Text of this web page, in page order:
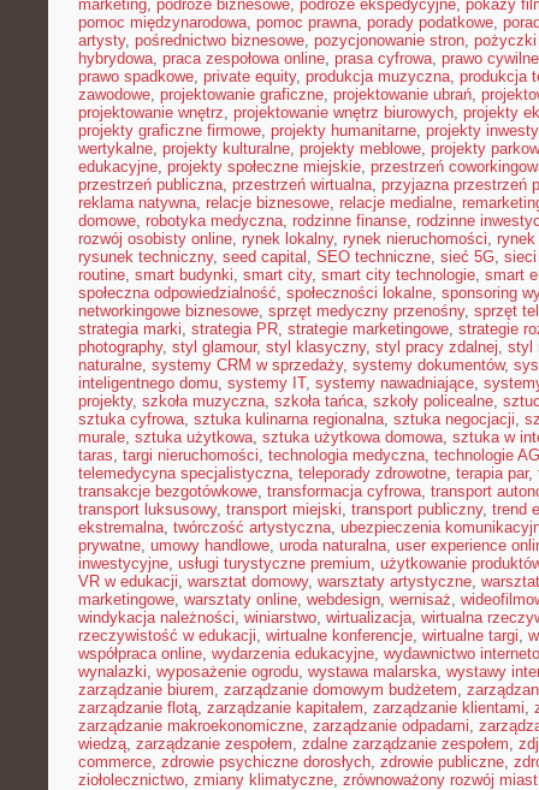
marketing, podróże biznesowe, podróże ekspedycyjne, pokazy
pomoc międzynarodowa, pomoc prawna, porady podatkowe,
artysty, pośrednictwo biznesowe, pozycjonowanie stron, pożyczki
hybrydowa, praca zespołowa online, prasa cyfrowa, prawo
prawo spadkowe, private equity, produkcja muzyczna, produkcja
zawodowe, projektowanie graficzne, projektowanie ubrań,
projektowanie wnętrz, projektowanie wnętrz biurowych, projekty
projekty graficzne firmowe, projekty humanitarne, projekty
wertykalne, projekty kulturalne, projekty meblowe, projekty
edukacyjne, projekty społeczne miejskie, przestrzeń
przestrzeń publiczna, przestrzeń wirtualna, przyjazna przestrzeń
reklama natywna, relacje biznesowe, relacje medialne,
domowe, robotyka medyczna, rodzinne finanse, rodzinne
rozwój osobisty online, rynek lokalny, rynek nieruchomości,
rysunek techniczny, seed capital , SEO techniczne, sieć 5G, sieci
routine, smart budynki, smart city, smart city technologie, smart
społeczna odpowiedzialność, społeczności lokalne, sponsoring
networkingowe biznesowe, sprzęt medyczny przenośny, sprzęt
strategia marki, strategia PR, strategie marketingowe, strategie
photography, styl glamour, styl klasyczny, styl pracy zdalnej, styl
naturalne, systemy CRM w sprzedaży, systemy dokumentów,
inteligentnego domu, systemy IT, systemy nawadniające,
projekty, szkoła muzyczna, szkoła tańca, szkoły policealne,
sztuka cyfrowa, sztuka kulinarna regionalna, sztuka negocjacji,
murale, sztuka użytkowa, sztuka użytkowa domowa, sztuka w
taras, targi nieruchomości, technologia medyczna, technologie
telemedycyna specjalistyczna, teleporady zdrowotne, terapia par,
transakcje bezgotówkowe, transformacja cyfrowa, transport
transport luksusowy, transport miejski, transport publiczny, trend
ekstremalna, twórczość artystyczna, ubezpieczenia
prywatne, umowy handlowe, uroda naturalna, user experience
inwestycyjne, usługi turystyczne premium, użytkowanie
VR w edukacji, warsztat domowy, warsztaty artystyczne,
marketingowe, warsztaty online, webdesign, wernisaż,
windykacja należności, winiarstwo, wirtualizacja, wirtualna
rzeczywistość w edukacji, wirtualne konferencje, wirtualne targi,
współpraca online, wydarzenia edukacyjne, wydawnictwo
wynalazki, wyposażenie ogrodu, wystawa malarska, wystawy
zarządzanie biurem, zarządzanie domowym budżetem,
zarządzanie flotą, zarządzanie kapitałem, zarządzanie klientami,
zarządzanie makroekonomiczne, zarządzanie odpadami,
wiedzą, zarządzanie zespołem, zdalne zarządzanie zespołem,
commerce, zdrowie psychiczne dorosłych, zdrowie publiczne,
ziołolecznictwo, zmiany klimatyczne, zrównoważony rozwój miast